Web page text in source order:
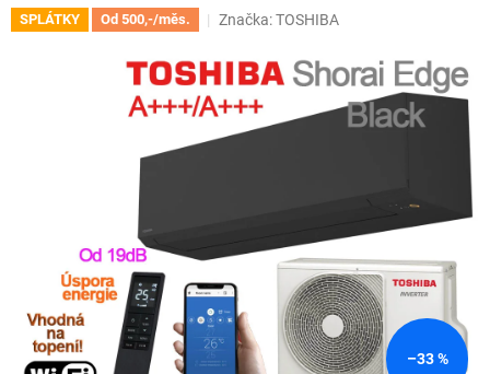
SPLÁTKY Od 500,-/měs. Značka:TOSHIBA
–33 %